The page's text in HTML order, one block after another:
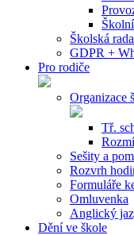
Školská rada
GDPR +
Pro rodiče
Organizace
Tř.
Sešity a
Rozvrh
Formuláře
Omluvenka
Anglický
Dění ve škole